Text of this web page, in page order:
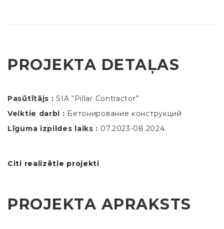
PROJEKTA DETAĻAS
Pasūtītājs : SIA “Pillar Contractor”
Veiktie darbi : Бетонирование конструкций
Līguma izpildes laiks : 07.2023-08.2024.
Citi realizētie projekti
PROJEKTA APRAKSTS